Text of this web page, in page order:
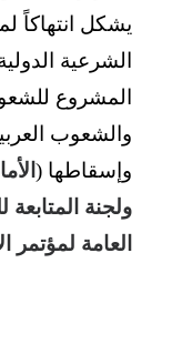
يشكل انتهاكاً
الشرعية
المشروع
والشعوب
وإسقاطها (
ولجنة المتابعة
العامة لمؤتمر